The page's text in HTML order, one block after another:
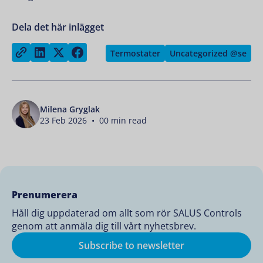
Dela det här inlägget
Copy linkShare on LinkedIn
Share on Twitter
Share on Facebook
Termostater Uncategorized @se
Milena Gryglak
23 Feb 2026 • 00 min read
Prenumerera
Håll dig uppdaterad om allt som rör SALUS Controls
genom att anmäla dig till vårt nyhetsbrev.
Subscribe to newsletter